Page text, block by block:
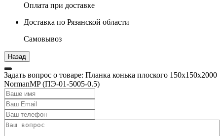
Оплата при доставке
Доставка по Рязанской области
Самовывоз
Задать вопрос о товаре: Планка конька плоского 150х150х2000
NormanMP (ПЭ-01-5005-0.5)